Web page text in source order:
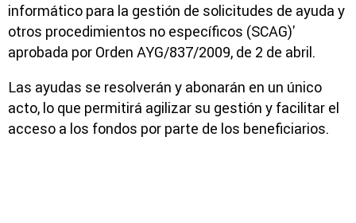
informático para la gestión de solicitudes de ayuda y
otros procedimientos no específicos (SCAG)'
aprobada por Orden AYG/837/2009, de 2 de abril.
Las ayudas se resolverán y abonarán en un único
acto, lo que permitirá agilizar su gestión y facilitar el
acceso a los fondos por parte de los beneficiarios.